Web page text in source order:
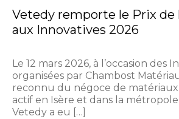
Vetedy remporte le Prix de
aux Innovatives 2026
Le 12 mars 2026, à l’occasion des
organisées par Chambost
reconnu du négoce de
actif en Isère et dans la
Vetedy a eu […]